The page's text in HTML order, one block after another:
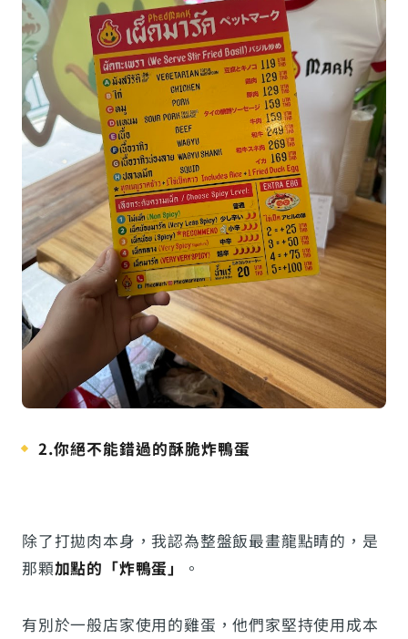
2.你絕不能錯過的酥脆炸鴨蛋
除了打拋肉本身，我認為整盤飯最畫龍點睛的，是
那顆加點的「炸鴨蛋」 。
有別於一般店家使用的雞蛋，他們家堅持使用成本